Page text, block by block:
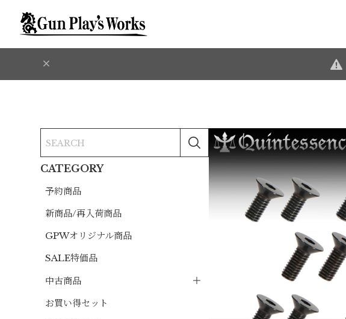
CATEGORY
予約商品
新商品/再入荷商品
GPWオリジナル商品
SALE特価品
中古商品
お買い得セット